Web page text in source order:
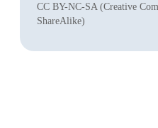
CC BY-NC-SA (Creative
ShareAlike)